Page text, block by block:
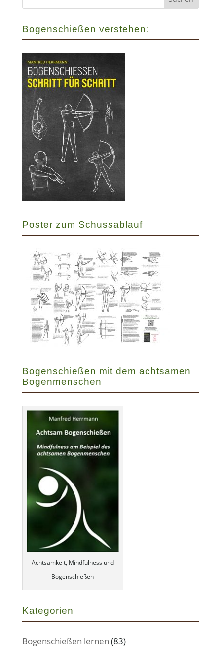
Bogenschießen verstehen:
Poster zum Schussablauf
Bogenschießen mit dem achtsamen
Bogenmenschen
Achtsamkeit, Mindfulness und
Bogenschießen
Kategorien
Bogenschießen lernen (83)